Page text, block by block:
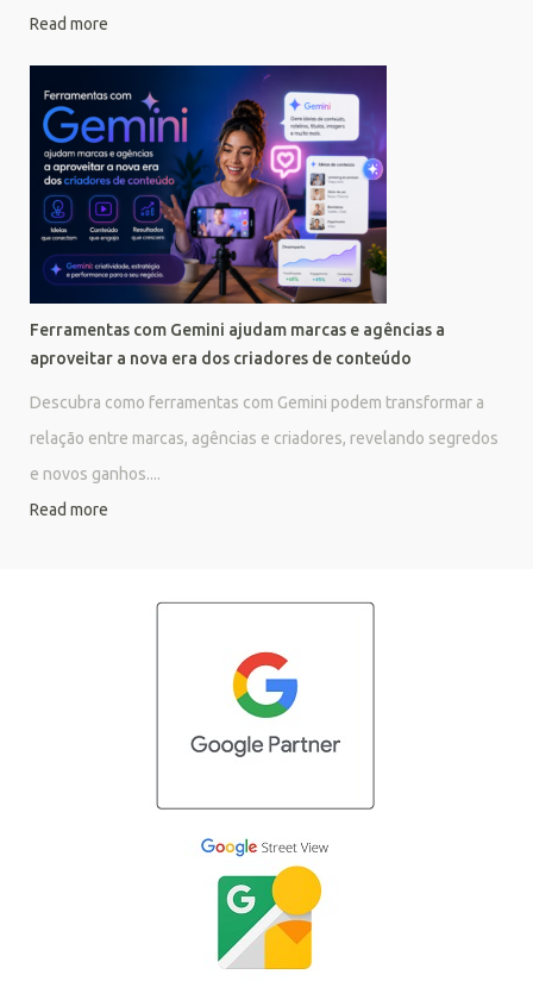
Read more
Ferramentas com Gemini ajudam marcas e agências a
aproveitar a nova era dos criadores de conteúdo
Descubra como ferramentas com Gemini podem transformar a
relação entre marcas, agências e criadores, revelando segredos
e novos ganhos....
Read more